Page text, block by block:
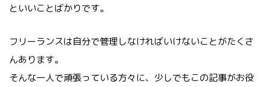
といいことばかりです。
フリーランスは自分で管理しなければいけないことがたくさ
んあります。
そんな一人で頑張っている方々に、少しでもこの記事がお役